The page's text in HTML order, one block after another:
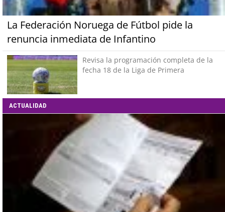
La Federación Noruega de Fútbol pide la
renuncia inmediata de Infantino
Revisa la programación completa de la
fecha 18 de la Liga de Primera
ACTUALIDAD